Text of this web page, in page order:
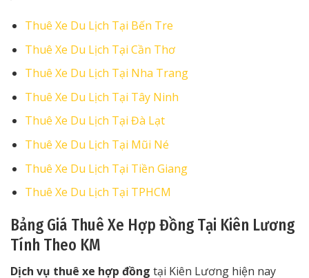
Thuê Xe Du Lịch Tại Bến Tre
Thuê Xe Du Lịch Tại Cần Thơ
Thuê Xe Du Lịch Tại Nha Trang
Thuê Xe Du Lịch Tại Tây Ninh
Thuê Xe Du Lịch Tại Đà Lạt
Thuê Xe Du Lịch Tại Mũi Né
Thuê Xe Du Lịch Tại Tiền Giang
Thuê Xe Du Lịch Tại TPHCM
Bảng Giá Thuê Xe Hợp Đồng Tại Kiên Lương
Tính Theo KM
Dịch vụ thuê xe hợp đồng tại Kiên Lương hiện nay